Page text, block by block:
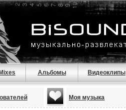
Альбомы Видеоклипы
Моя музыка